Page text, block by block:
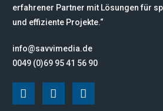
erfahrener Partner mit Lösungen für
und effiziente Projekte.“
info@savvimedia.de
0049 (0)69 95 41 56 90